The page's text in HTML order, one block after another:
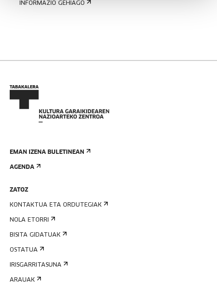
INFORMAZIO GEHIAGO
EMAN IZENA BULETINEAN
AGENDA
ZATOZ
KONTAKTUA ETA ORDUTEGIAK
NOLA ETORRI
BISITA GIDATUAK
OSTATUA
IRISGARRITASUNA
ARAUAK